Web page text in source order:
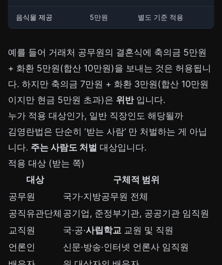
음식물 제공 5만원 별도 기준 적용
예를 들어 거래처 공무원의 결혼식에 축의금 5만원
+ 화환 5만원(합산 10만원)을 보내는 것은 허용됩니
다. 하지만 축의금 7만원 + 화환 3만원(합산 10만원
이지만 현금 5만원 초과)은 위반입니다.
누가 적용 대상인가, 일반 직장인도 해당될까
김영란법은 단순히 ‘받는 사람’ 만 처벌하는 게 아닙
니다. 주는 사람도 처벌 대상입니다.
적용 대상 (받는 쪽)
대상
구체적 범위
공무원
국가·지방공무원 전체
공직유관단체 공기업, 준정부기관, 공공기관 임직원
교직원
국·공·사립학교 교원 및 직원
언론인
신문·방송·인터넷 언론사 임직원